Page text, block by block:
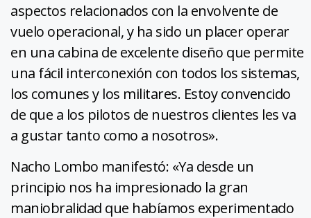
aspectos relacionados con la envolvente de
vuelo operacional, y ha sido un placer operar
en una cabina de excelente diseño que permite
una fácil interconexión con todos los sistemas,
los comunes y los militares. Estoy convencido
de que a los pilotos de nuestros clientes les va
a gustar tanto como a nosotros».
Nacho Lombo manifestó: «Ya desde un
principio nos ha impresionado la gran
maniobralidad que habíamos experimentado